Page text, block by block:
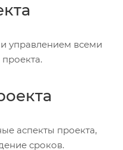
управлением всеми
аспекты проекта,
сроков.